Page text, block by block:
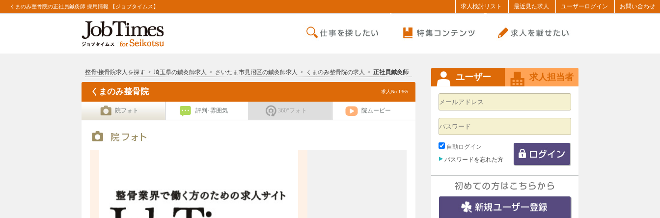
くまのみ整骨院の正社員鍼灸師 採用情報 【ジョブタイムス】 求人検討リスト 最近見た求人 ユーザーログイン お問い合わせ
整骨/接骨院求人を探す > 埼玉県の鍼灸師求人 > さいたま市見沼区の鍼灸師求人 > くまのみ整骨院の求人 > 正社員鍼灸師
くまのみ整骨院 求人No.1365
院フォト 評判･雰囲気 360°フォト 院ムービー
ユーザー 求人担当者
自動ログイン
パスワードを忘れた方